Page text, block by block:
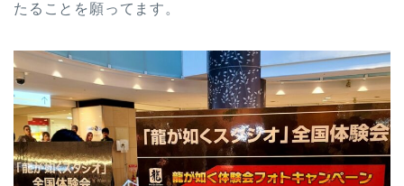
たることを願ってます。